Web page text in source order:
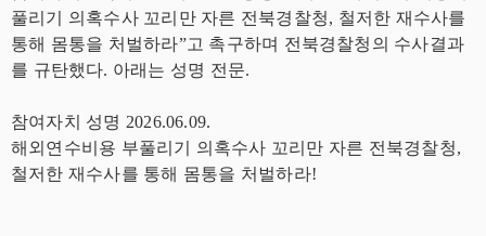
풀리기 의혹수사 꼬리만 자른 전북경찰청, 철저한 재수사를
통해 몸통을 처벌하라”고 촉구하며 전북경찰청의 수사결과
를 규탄했다. 아래는 성명 전문.
참여자치 성명 2026.06.09.
해외연수비용 부풀리기 의혹수사 꼬리만 자른 전북경찰청,
철저한 재수사를 통해 몸통을 처벌하라!